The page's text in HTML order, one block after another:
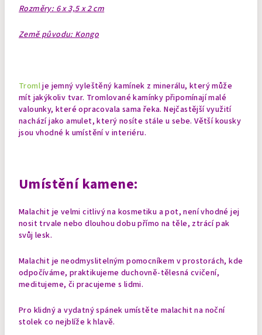
Rozměry: 6 x 3,5 x 2 cm
Země původu: Kongo
Tromlje jemný vyleštěný kamínek z minerálu, který může
mít jakýkoliv tvar. Tromlované kamínky připomínají malé
valounky, které opracovala sama řeka. Nejčastější využití
nachází jako amulet, který nosíte stále u sebe. Větší kousky
jsou vhodné k umístění v interiéru.
Umístění kamene:
Malachit je velmi citlivý na kosmetiku a pot, není vhodné jej
nosit trvale nebo dlouhou dobu přímo na těle, ztrácí pak
svůj lesk.
Malachit je neodmyslitelným pomocníkem v prostorách, kde
odpočíváme, praktikujeme duchovně-tělesná cvičení,
meditujeme, či pracujeme s lidmi.
Pro klidný a vydatný spánek umístěte malachit na noční
stolek co nejblíže k hlavě.